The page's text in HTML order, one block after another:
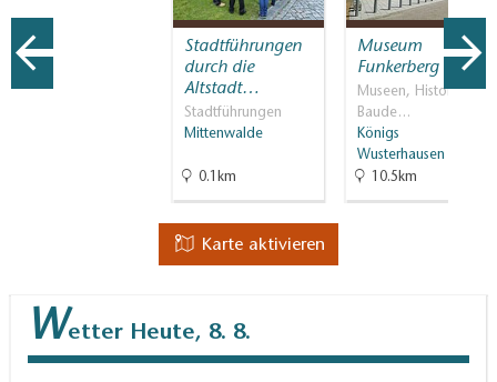
Stadtführungen
durch die
Altstadt…
Stadtführungen
Mittenwalde
0.1km
Museum
Funkerberg
Museen, Historische
Baude…
Königs
Wusterhausen
10.5km
Karte aktivieren
Wetter Heute, 8. 8.